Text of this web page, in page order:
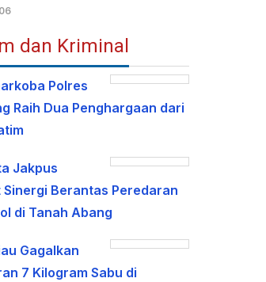
dan Kriminal
Polres
Raih Dua Penghargaan dari
Jakpus
Sinergi Berantas Peredaran
di Tanah Abang
Gagalkan
7 Kilogram Sabu di